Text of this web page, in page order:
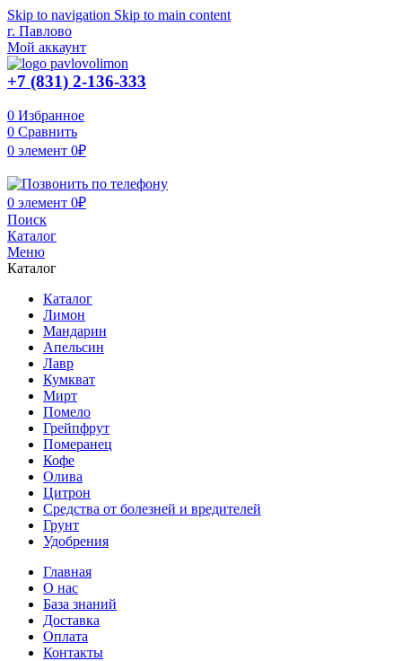
Skip to navigation Skip to main content
г. Павлово
Мой аккаунт
+7 (831) 2-136-333
0 Избранное
0 Сравнить
0 элемент 0₽
0 элемент 0₽
Поиск
Каталог
Меню
Каталог
Каталог
Лимон
Мандарин
Апельсин
Лавр
Кумкват
Мирт
Помело
Грейпфрут
Померанец
Кофе
Олива
Цитрон
Средства от болезней и вредителей
Грунт
Удобрения
Главная
О нас
База знаний
Доставка
Оплата
Контакты